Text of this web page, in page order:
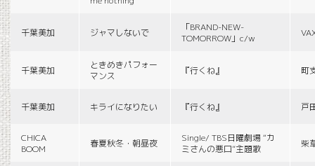
千葉美加 ジャマしないで
「BRAND-NEW-
TOMORROW」c/w
千葉美加
ときめきパフォー
マンス
『行くね』 町
千葉美加 キライになりたい 『行くね』 戸
CHICA
BOOM
春夏秋冬・朝昼夜
Single/ TBS日曜劇場 “カ
ミさんの悪口”主題歌
柴